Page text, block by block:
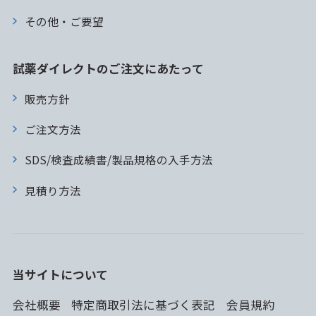
その他・ご要望
試薬ダイレクトのご注文にあたって
販売方針
ご注文方法
SDS/検査成績書/製品規格の入手方法
見積り方法
当サイトについて
会社概要
特定商取引法に基づく表記 会員規約